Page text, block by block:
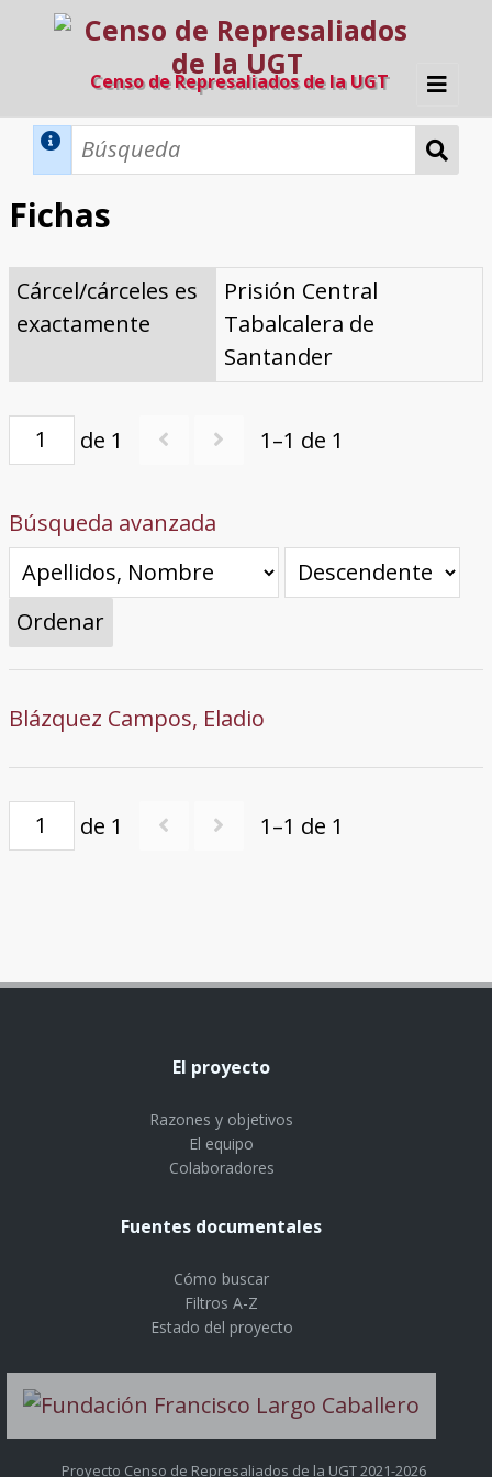
Censo de Represaliados de la UGT
Inicio
Directorio A-Z
Provincias de nacimiento
Profesión
Cárceles
Condenados a muerte
Condenados a muerte (con busca
dinámica)
Ejecutados
El proyecto
Razones y objetivos
Colaboradores
Fuentes documentales
Fichas
Cárcel/cárceles es
exactamente
Prisión Central
Tabalcalera de
Santander
de 1 1–1 de 1
Búsqueda avanzada
Ordenar
Blázquez Campos, Eladio
de 1 1–1 de 1
El proyecto
Razones y objetivos
El equipo
Colaboradores
Fuentes documentales
Cómo buscar
Filtros A-Z
Estado del proyecto
Proyecto Censo de Represaliados de la UGT 2021-2026